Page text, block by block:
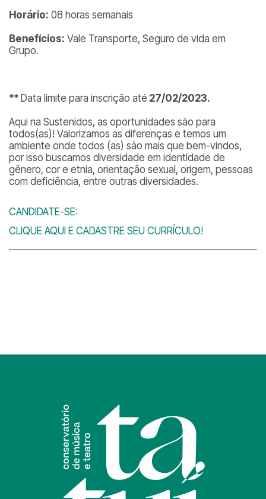
Horário: 08 horas semanais
Benefícios: Vale Transporte, Seguro de vida em
Grupo.
** Data limite para inscrição até 27/02/2023.
Aqui na Sustenidos, as oportunidades são para
todos(as)! Valorizamos as diferenças e temos um
ambiente onde todos (as) são mais que bem-vindos,
por isso buscamos diversidade em identidade de
gênero, cor e etnia, orientação sexual, origem, pessoas
com deficiência, entre outras diversidades.
CANDIDATE-SE:
CLIQUE AQUI E CADASTRE SEU CURRÍCULO!